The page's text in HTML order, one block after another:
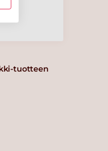
tuotteen